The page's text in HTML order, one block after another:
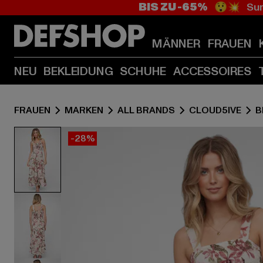
BIS ZU -65% 😲💥
MÄNNER FRAUEN
NEU BEKLEIDUNG SCHUHE ACCESSOIRES
FRAUEN MARKEN ALL BRANDS CLOUD5IVE
-28%